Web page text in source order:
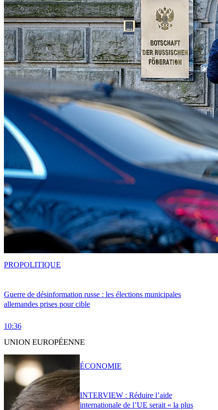
Guerre de désinformation russe : les élections municipales
allemandes prises pour cible
10:36
PROPOLITIQUE
UNION EUROPÉENNE
INTERVIEW : Réduire l’aide
internationale de l’UE serait « la plus
ÉCONOMIE